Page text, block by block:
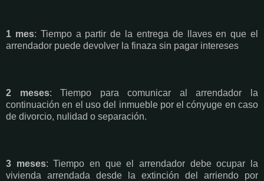
1 mes: Tiempo a partir de la entrega de llaves en que el
arrendador puede devolver la finaza sin pagar intereses
2 meses: Tiempo para comunicar al arrendador la
continuación en el uso del inmueble por el cónyuge en caso
de divorcio, nulidad o separación.
3 meses: Tiempo en que el arrendador debe ocupar la
vivienda arrendada desde la extinción del arriendo por